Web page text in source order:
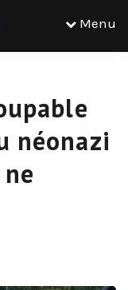
Menu
néonazi